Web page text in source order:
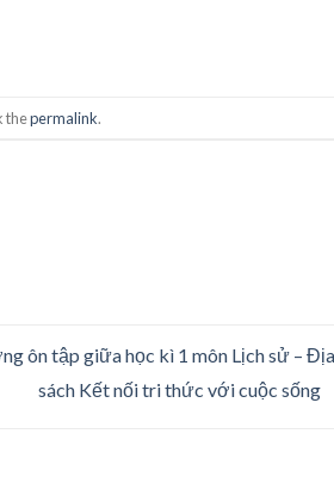
thepermalink.
ôn tập giữa học kì 1 môn Lịch sử –
sách Kết nối tri thức với cuộc sống